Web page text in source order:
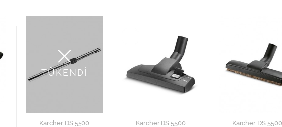
TÜKENDİ
Karcher DS 5500 Karcher DS 5500 Karcher DS 5500